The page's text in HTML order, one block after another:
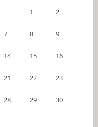
1 2
7 8 9
14 15 16
21 22 23
28 29 30